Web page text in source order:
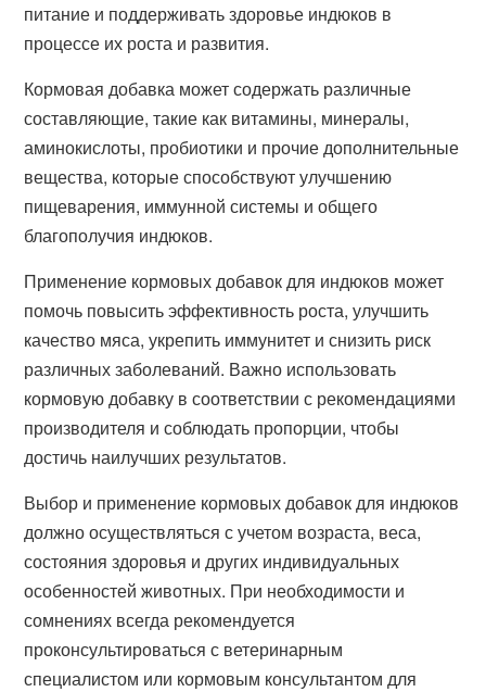
питание и поддерживать здоровье индюков в
процессе их роста и развития.
Кормовая добавка может содержать различные
составляющие, такие как витамины, минералы,
аминокислоты, пробиотики и прочие дополнительные
вещества, которые способствуют улучшению
пищеварения, иммунной системы и общего
благополучия индюков.
Применение кормовых добавок для индюков может
помочь повысить эффективность роста, улучшить
качество мяса, укрепить иммунитет и снизить риск
различных заболеваний. Важно использовать
кормовую добавку в соответствии с рекомендациями
производителя и соблюдать пропорции, чтобы
достичь наилучших результатов.
Выбор и применение кормовых добавок для индюков
должно осуществляться с учетом возраста, веса,
состояния здоровья и других индивидуальных
особенностей животных. При необходимости и
сомнениях всегда рекомендуется
проконсультироваться с ветеринарным
специалистом или кормовым консультантом для